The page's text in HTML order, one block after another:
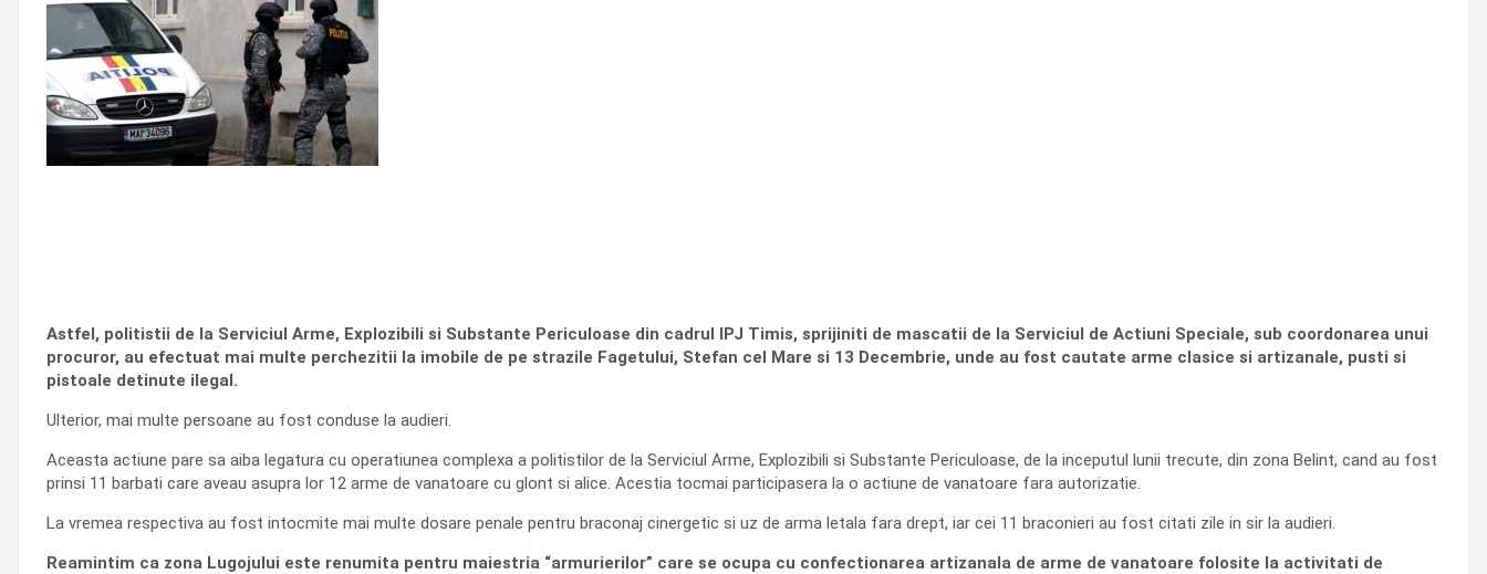
Astfel, politistii de la Serviciul Arme, Explozibili si Substante Periculoase din cadrul IPJ Timis, sprijiniti de mascatii de la Serviciul de Actiuni Speciale, sub coordonarea unui
procuror, au efectuat mai multe perchezitii la imobile de pe strazile Fagetului, Stefan cel Mare si 13 Decembrie, unde au fost cautate arme clasice si artizanale, pusti si
pistoale detinute ilegal.
Ulterior, mai multe persoane au fost conduse la audieri.
Aceasta actiune pare sa aiba legatura cu operatiunea complexa a politistilor de la Serviciul Arme, Explozibili si Substante Periculoase, de la inceputul lunii trecute, din zona Belint, cand au fost
prinsi 11 barbati care aveau asupra lor 12 arme de vanatoare cu glont si alice. Acestia tocmai participasera la o actiune de vanatoare fara autorizatie.
La vremea respectiva au fost intocmite mai multe dosare penale pentru braconaj cinergetic si uz de arma letala fara drept, iar cei 11 braconieri au fost citati zile in sir la audieri.
Reamintim ca zona Lugojului este renumita pentru maiestria “armurierilor” care se ocupa cu confectionarea artizanala de arme de vanatoare folosite la activitati de